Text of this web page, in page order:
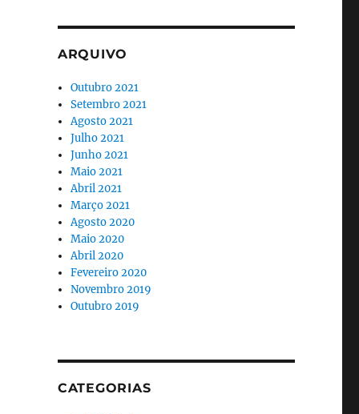
ARQUIVO
Outubro 2021
Setembro 2021
Agosto 2021
Julho 2021
Junho 2021
Maio 2021
Abril 2021
Março 2021
Agosto 2020
Maio 2020
Abril 2020
Fevereiro 2020
Novembro 2019
Outubro 2019
CATEGORIAS